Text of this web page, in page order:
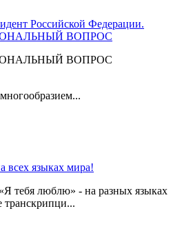
Российской Федерации.
ВОПРОС
ВОПРОС
всех языках мира!
тебя люблю» - на разных языках
транскрипци...